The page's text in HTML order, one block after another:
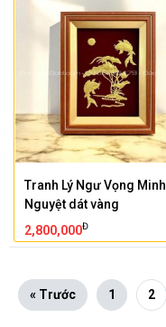
Tranh Lý Ngư Vọng Minh
Nguyệt dát vàng
2,800,000Đ
« Trước 1 2